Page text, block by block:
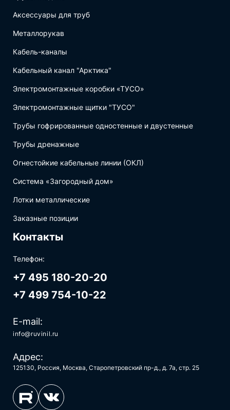
Аксессуары для труб
Металлорукав
Кабель-каналы
Кабельный канал "Арктика"
Электромонтажные коробки «ТУСО»
Электромонтажные щитки "ТУСО"
Трубы гофрированные одностенные и двустенные
Трубы дренажные
Огнестойкие кабельные линии (ОКЛ)
Система «Загородный дом»
Лотки металлические
Заказные позиции
Контакты
Телефон:
+7 495 180-20-20
+7 499 754-10-22
E-mail:
info@ruvinil.ru
Адрес:
125130, Россия, Москва, Старопетровский пр-д., д. 7а, стр. 25